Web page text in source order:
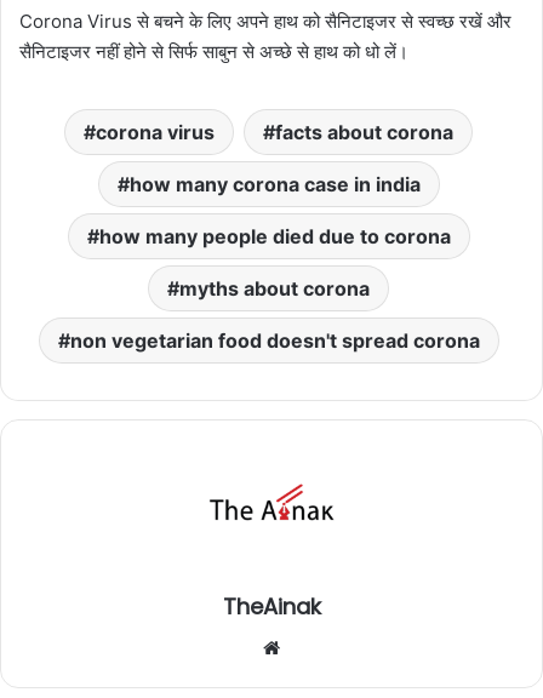
Corona Virus से बचने के लिए अपने हाथ को सैनिटाइजर से स्वच्छ रखें और
सैनिटाइजर नहीं होने से सिर्फ साबुन से अच्छे से हाथ को धो लें।
corona virus facts about corona
how many corona case in india
how many people died due to corona
myths about corona
non vegetarian food doesn't spread corona
TheAinak